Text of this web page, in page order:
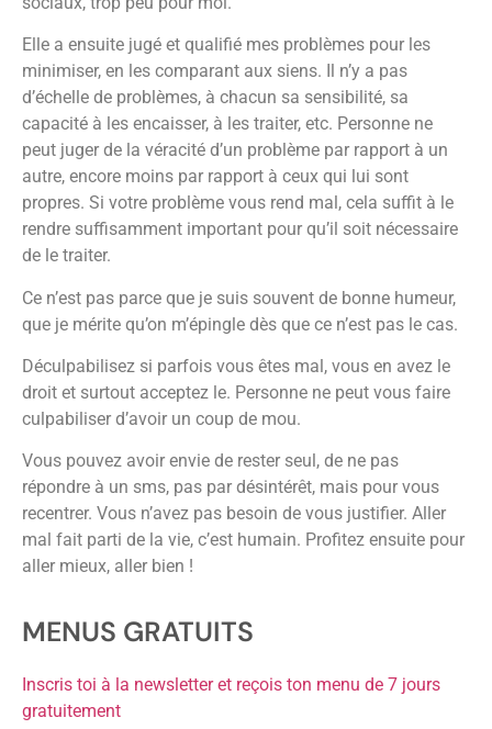
Elle a ensuite jugé et qualifié mes problèmes pour les
minimiser, en les comparant aux siens. Il n’y a pas
d’échelle de problèmes, à chacun sa sensibilité, sa
capacité à les encaisser, à les traiter, etc. Personne ne
peut juger de la véracité d’un problème par rapport à un
autre, encore moins par rapport à ceux qui lui sont
propres. Si votre problème vous rend mal, cela suffit à le
rendre suffisamment important pour qu’il soit nécessaire
de le traiter.
Ce n’est pas parce que je suis souvent de bonne humeur,
que je mérite qu’on m’épingle dès que ce n’est pas le cas.
Déculpabilisez si parfois vous êtes mal, vous en avez le
droit et surtout acceptez le. Personne ne peut vous faire
culpabiliser d’avoir un coup de mou.
Vous pouvez avoir envie de rester seul, de ne pas
répondre à un sms, pas par désintérêt, mais pour vous
recentrer. Vous n’avez pas besoin de vous justifier. Aller
mal fait parti de la vie, c’est humain. Profitez ensuite pour
aller mieux, aller bien !
MENUS GRATUITS
Inscris toi à la newsletter et reçois ton menu de 7 jours
gratuitement